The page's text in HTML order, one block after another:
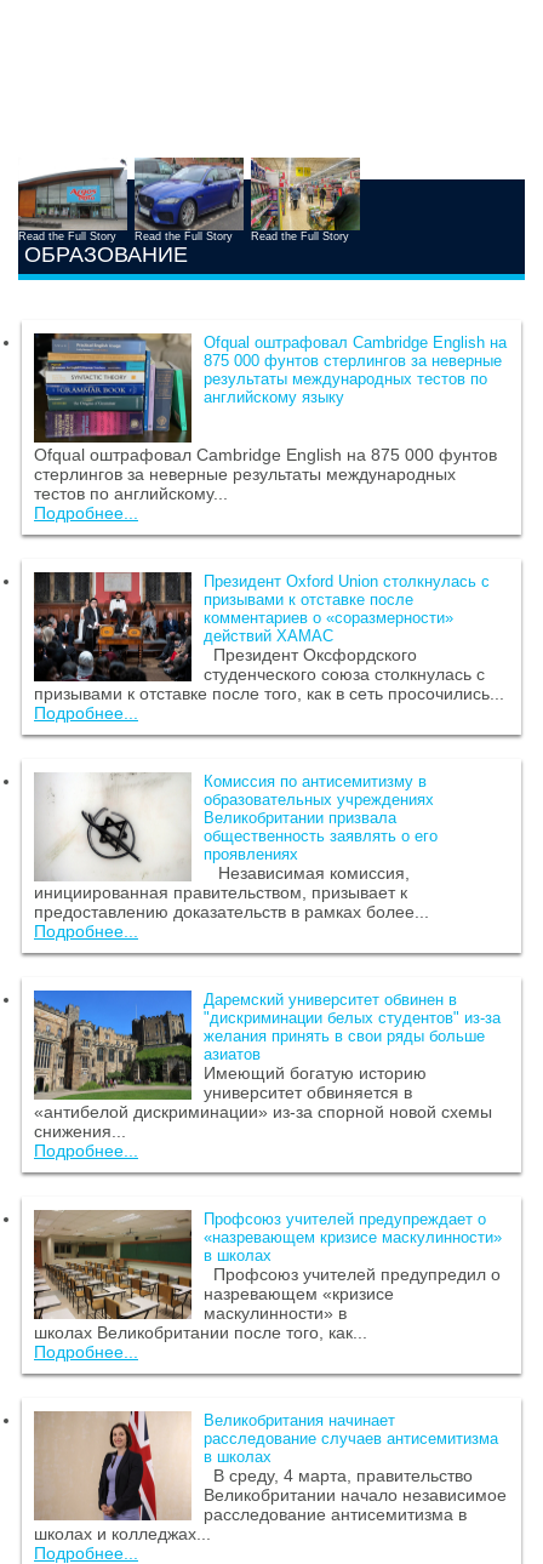
Read the Full Story Read the Full Story Read the Full Story
ОБРАЗОВАНИЕ
Ofqual оштрафовал Cambridge English на
875 000 фунтов стерлингов за неверные
результаты международных тестов по
английскому языку
Ofqual оштрафовал Cambridge English на 875 000 фунтов
стерлингов за неверные результаты международных
тестов по английскому...
Подробнее...
Президент Oxford Union столкнулась с
призывами к отставке после
комментариев о «соразмерности»
действий ХАМАС
Президент Оксфордского
студенческого союза столкнулась с
призывами к отставке после того, как в сеть просочились...
Подробнее...
Комиссия по антисемитизму в
образовательных учреждениях
Великобритании призвала
общественность заявлять о его
проявлениях
Независимая комиссия,
инициированная правительством, призывает к
предоставлению доказательств в рамках более...
Подробнее...
Даремский университет обвинен в
"дискриминации белых студентов" из-за
желания принять в свои ряды больше
азиатов
Имеющий богатую историю
университет обвиняется в
«антибелой дискриминации» из-за спорной новой схемы
снижения...
Подробнее...
Профсоюз учителей предупреждает о
«назревающем кризисе маскулинности»
в школах
Профсоюз учителей предупредил о
назревающем «кризисе
маскулинности» в
школах Великобритании после того, как...
Подробнее...
Великобритания начинает
расследование случаев антисемитизма
в школах
В среду, 4 марта, правительство
Великобритании начало независимое
расследование антисемитизма в
школах и колледжах...
Подробнее...